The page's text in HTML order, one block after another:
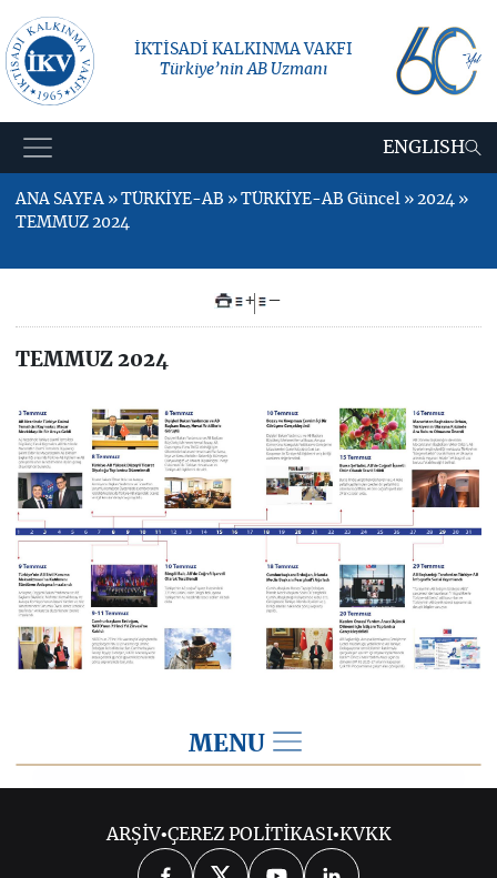
İKTİSADİ KALKINMA VAKFI
Türkiye’nin AB Uzmanı
ENGLISH
ANA SAYFA » TÜRKİYE-AB » TÜRKİYE-AB Güncel » 2024 »
TEMMUZ 2024
+ –
TEMMUZ 2024
MENU
ARŞİV•ÇEREZ POLİTİKASI•KVKK